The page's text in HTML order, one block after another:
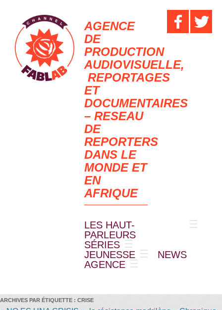
AGENCE
DE
PRODUCTION
AUDIOVISUELLE,
REPORTAGES
ET
DOCUMENTAIRES
– RESEAU
DE
REPORTERS
DANS LE
MONDE ET
EN
AFRIQUE
LES HAUT-
PARLEURS
SÉRIES
JEUNESSE
NEWS
AGENCE
ARCHIVES PAR ÉTIQUETTE : CRISE